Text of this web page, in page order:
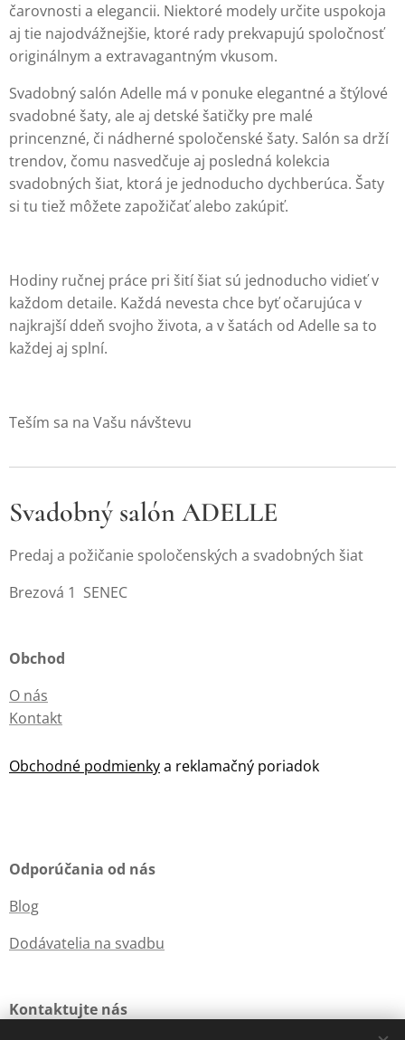
čarovnosti a elegancii. Niektoré modely určite uspokoja
aj tie najodvážnejšie, ktoré rady prekvapujú spoločnosť
originálnym a extravagantným vkusom.
Svadobný salón Adelle má v ponuke elegantné a štýlové
svadobné šaty, ale aj detské šatičky pre malé
princenzné, či nádherné spoločenské šaty. Salón sa drží
trendov, čomu nasvedčuje aj posledná kolekcia
svadobných šiat, ktorá je jednoducho dychberúca. Šaty
si tu tiež môžete zapožičať alebo zakúpiť.
Hodiny ručnej práce pri šití šiat sú jednoducho vidieť v
každom detaile. Každá nevesta chce byť očarujúca v
najkrajší ddeň svojho života, a v šatách od Adelle sa to
každej aj splní.
Teším sa na Vašu návštevu
Svadobný salón ADELLE
Predaj a požičanie spoločenských a svadobných šiat
Brezová 1 SENEC
Obchod
O nás
Kontakt
Obchodné podmienkya reklamačný poriadok
Odporúčania od nás
Blog
Dodávatelia na svadbu
Kontaktujte nás